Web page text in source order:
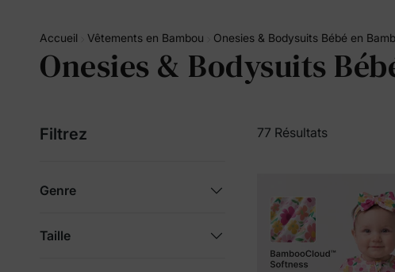
Accueil Vêtements en Bambou Onesies & Bodysuits Bébé en
Onesies & Bodysuits
77 Résultats
Filtrez
Genre
Taille